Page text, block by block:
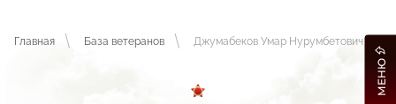
Главная База ветеранов Джумабеков Умар Нурумбетович
МЕНЮ